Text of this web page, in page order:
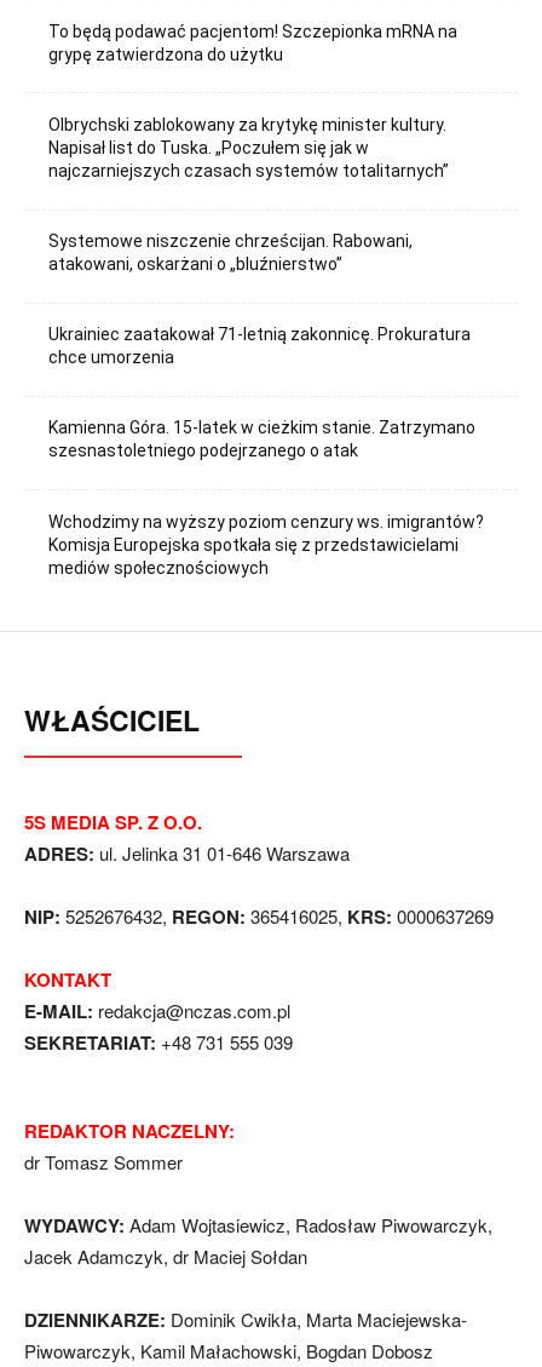
To będą podawać pacjentom! Szczepionka mRNA na
grypę zatwierdzona do użytku
Olbrychski zablokowany za krytykę minister kultury.
Napisał list do Tuska. „Poczułem się jak w
najczarniejszych czasach systemów totalitarnych”
Systemowe niszczenie chrześcijan. Rabowani,
atakowani, oskarżani o „bluźnierstwo”
Ukrainiec zaatakował 71-letnią zakonnicę. Prokuratura
chce umorzenia
Kamienna Góra. 15-latek w cieżkim stanie. Zatrzymano
szesnastoletniego podejrzanego o atak
Wchodzimy na wyższy poziom cenzury ws. imigrantów?
Komisja Europejska spotkała się z przedstawicielami
mediów społecznościowych
WŁAŚCICIEL
5S MEDIA SP. Z O.O.
ADRES: ul. Jelinka 31 01-646 Warszawa
NIP: 5252676432, REGON: 365416025, KRS: 0000637269
KONTAKT
E-MAIL: redakcja@nczas.com.pl
SEKRETARIAT: +48 731 555 039
REDAKTOR NACZELNY:
dr Tomasz Sommer
WYDAWCY: Adam Wojtasiewicz, Radosław Piwowarczyk,
Jacek Adamczyk, dr Maciej Sołdan
DZIENNIKARZE: Dominik Cwikła, Marta Maciejewska-
Piwowarczyk, Kamil Małachowski, Bogdan Dobosz